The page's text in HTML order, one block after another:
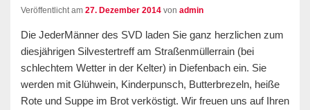
Veröffentlicht am 27. Dezember 2014 von admin
Die JederMänner des SVD laden Sie ganz herzlichen zum
diesjährigen Silvestertreff am Straßenmüllerrain (bei
schlechtem Wetter in der Kelter) in Diefenbach ein. Sie
werden mit Glühwein, Kinderpunsch, Butterbrezeln, heiße
Rote und Suppe im Brot verköstigt. Wir freuen uns auf Ihren